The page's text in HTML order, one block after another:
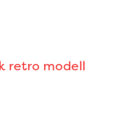
retro modell